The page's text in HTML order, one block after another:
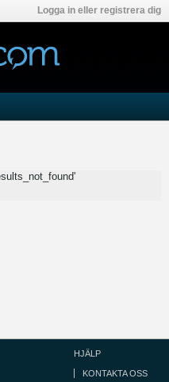
Logga in eller registrera dig
HJÄLP
KONTAKTA OSS